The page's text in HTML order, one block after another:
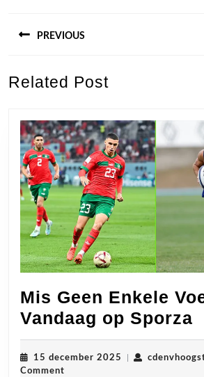
PREVIOUS
post:
Related Post
Mis Geen Enkele
Vandaag op Sporza
15 december 2025
Comment